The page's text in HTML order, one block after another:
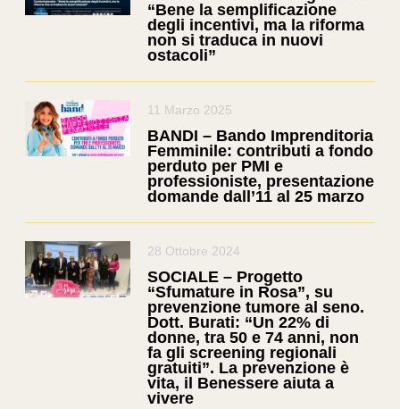
“Bene la semplificazione
degli incentivi, ma la riforma
non si traduca in nuovi
ostacoli”
11 Marzo 2025
BANDI – Bando Imprenditoria
Femminile: contributi a fondo
perduto per PMI e
professioniste, presentazione
domande dall’11 al 25 marzo
28 Ottobre 2024
SOCIALE – Progetto
“Sfumature in Rosa”, su
prevenzione tumore al seno.
Dott. Burati: “Un 22% di
donne, tra 50 e 74 anni, non
fa gli screening regionali
gratuiti”. La prevenzione è
vita, il Benessere aiuta a
vivere